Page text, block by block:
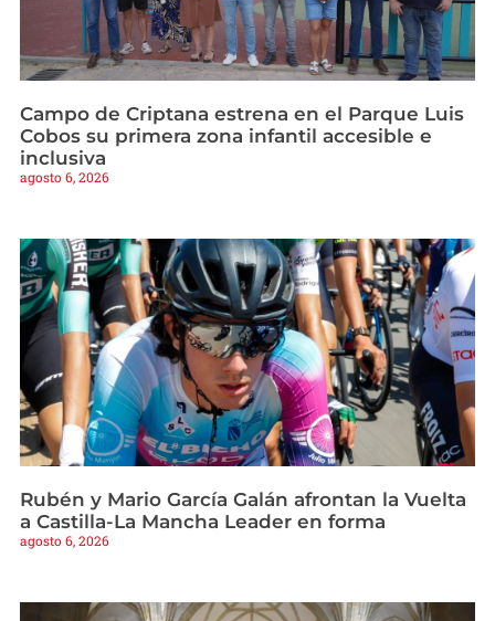
Campo de Criptana estrena en el Parque Luis
Cobos su primera zona infantil accesible e
inclusiva
agosto 6, 2026
Rubén y Mario García Galán afrontan la Vuelta
a Castilla-La Mancha Leader en forma
agosto 6, 2026